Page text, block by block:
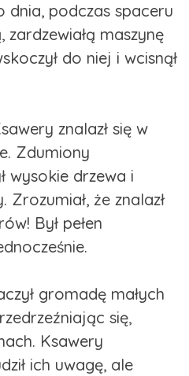
dnia, podczas spaceru
zardzewiałą maszynę
do niej i wcisnął
znalazł się w
Zdumiony
wysokie drzewa i
że znalazł
Był pełen
gromadę małych
się,
Ksawery
ich uwagę, ale